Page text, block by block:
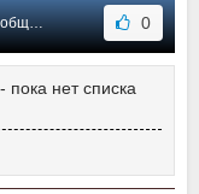
#97 0
нет списка